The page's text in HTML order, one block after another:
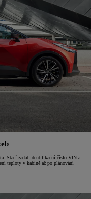
Stačí zadat identifikační číslo VIN a
teploty v kabině až po plánování